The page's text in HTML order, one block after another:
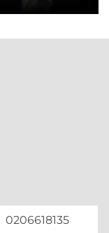
0206618135